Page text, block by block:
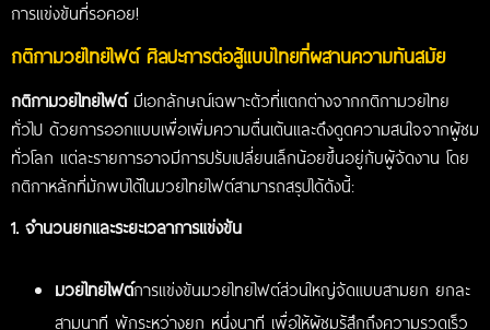
การแข่งขันที่รอคอย!
กติกามวยไทยไฟต์ ศิลปะการต่อสู้แบบไทยที่ผสานความทันสมัย
กติกามวยไทยไฟต์มีเอกลักษณ์เฉพาะตัวที่แตกต่างจากกติกามวยไทย
ทั่วไป ด้วยการออกแบบเพื่อเพิ่มความตื่นเต้นและดึงดูดความสนใจจากผู้ชม
ทั่วโลก แต่ละรายการอาจมีการปรับเปลี่ยนเล็กน้อยขึ้นอยู่กับผู้จัดงาน โดย
กติกาหลักที่มักพบได้ในมวยไทยไฟต์สามารถสรุปได้ดังนี้:
1. จำนวนยกและระยะเวลาการแข่งขัน
มวยไทยไฟต์การแข่งขันมวยไทยไฟต์ส่วนใหญ่จัดแบบสามยก ยกละ
สามนาที พักระหว่างยก หนึ่งนาที เพื่อให้ผู้ชมรู้สึกถึงความรวดเร็ว